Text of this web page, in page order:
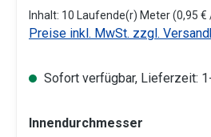
Inhalt: 10 Laufende(r) Meter(0,95 €
Preise inkl. MwSt. zzgl.
Sofort verfügbar, Lieferzeit:
Innendurchmesser